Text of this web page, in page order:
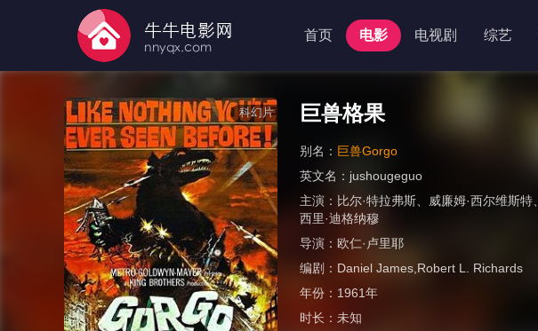
首页 电影 电视剧 综艺
科幻片 巨兽格果
别名： 巨兽Gorgo
英文名： jushougeguo
主演： 比尔·特拉弗斯 威廉姆·西尔维斯特
西里·迪格纳穆
导演： 欧仁·卢里耶
编剧： Daniel James,Robert L. Richards
年份： 1961年
时长： 未知